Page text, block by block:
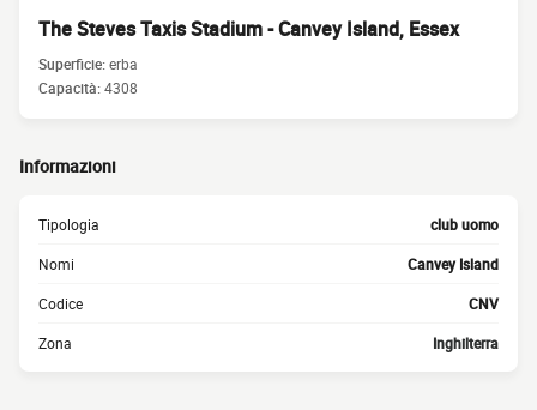
The Steves Taxis Stadium - Canvey Island, Essex
Superficie:erba
Capacità:4308
Informazioni
Tipologia club uomo
Nomi Canvey Island
Codice CNV
Zona Inghilterra